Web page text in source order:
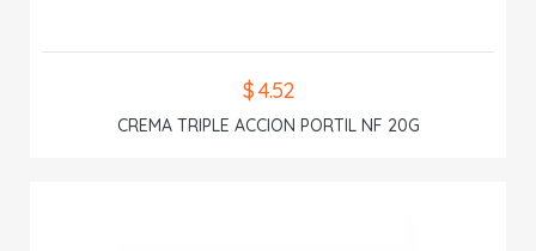
$ 4.52
CREMA TRIPLE ACCION PORTIL NF 20G